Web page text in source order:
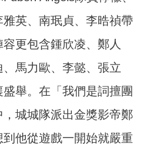
英、南珉貞、李晧禎帶
更包含鍾欣凌、鄭人
馬力歐、李懿、張立
舉。在「我們是詞擅團
城城隊派出金獎影帝鄭
他從遊戲一開始就嚴重